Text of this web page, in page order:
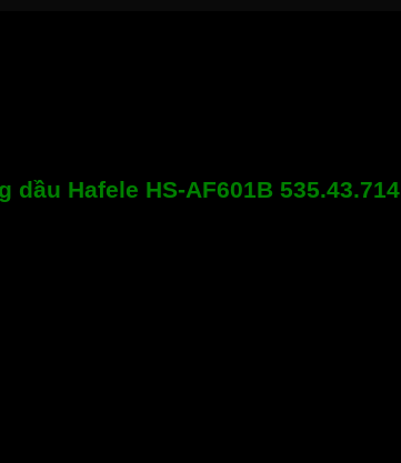
cùng màn hình LED hiển thị rõ ràng các
độ, thời gian nấu trong vòng 60 phút. Với
ngơi hoặc làm việc khác.
Hafele HS-AF601B 535.43.714